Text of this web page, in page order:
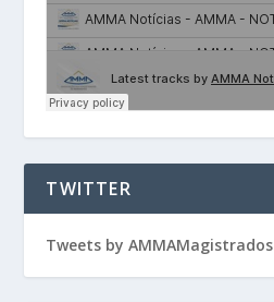
TWITTER
Tweets by AMMAMagistrados